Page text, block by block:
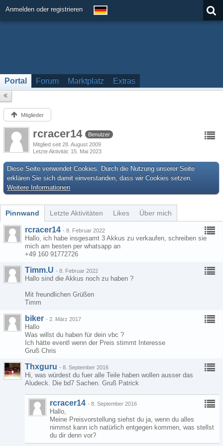
Anmelden oder registrieren
Portal Forum Marktplatz Extras
Mitglieder
rcracer14
Benutzer
Mitglied seit 28. August 2009
Letzte Aktivität 15. Mai 2023
Diese Seite verwendet Cookies. Durch die Nutzung unserer Seite
erklären Sie sich damit einverstanden, dass wir Cookies setzen.
Weitere Informationen
Pinnwand Letzte Aktivitäten Likes Über mich
rcracer14 - 8. Februar 2022
Hallo, ich habe insgesamt 3 Akkus zu verkaufen, schreiben sie
mich am besten per whatsapp an
+49 160 91772726
Timm.U - 8. Februar 2022
Hallo sind die Akkus noch zu haben ?
Mit freundlichen Grüßen
Timm
biker - 2. März 2017
Hallo
Was willst du haben für dein vbc ?
Ich hätte eventl wenn der Preis stimmt Interesse
Gruß Chris
Thxguru - 8. September 2016
Hi, was würdest du fuer alle Teile haben wollen ausser das
Aludeck. Die bd7 Sachen. Gruß Patrick
rcracer14 - 8. September 2016
Hallo,
Meine Preisvorstellung siehst du ja, wenn du alles
nimmst kann ich natürlich entgegen kommen, was stellst
du dir denn vor?